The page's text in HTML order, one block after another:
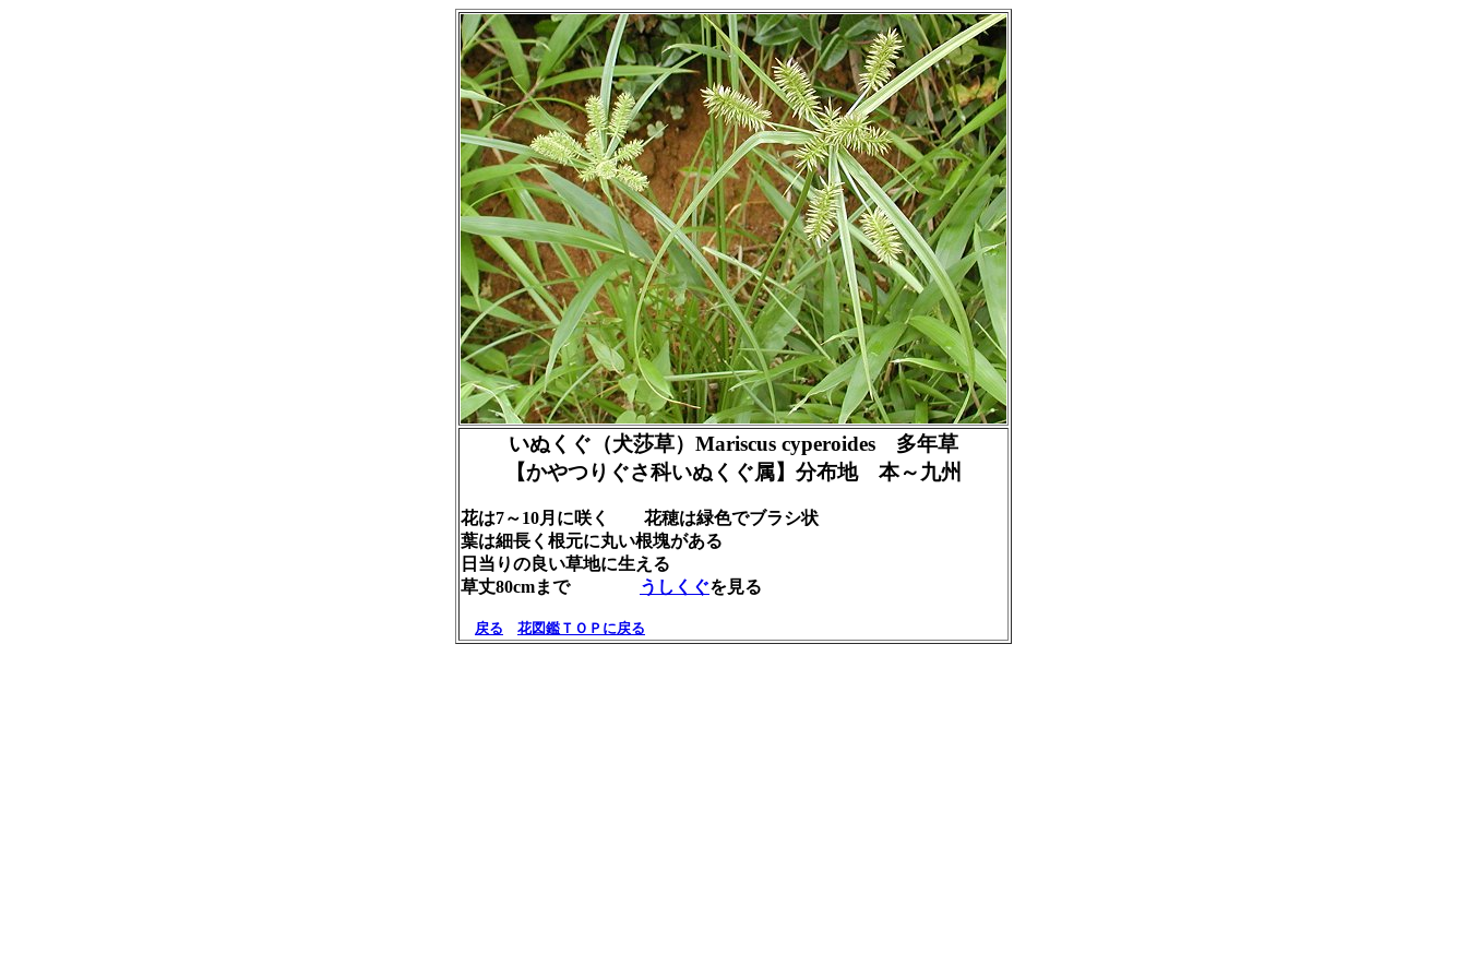
いぬくぐ（犬莎草）Mariscus cyperoides 多年草
【かやつりぐさ科いぬくぐ属】分布地 本～九州
花は7～10月に咲く 花穂は緑色でブラシ状
葉は細長く根元に丸い根塊がある
日当りの良い草地に生える
草丈80cmまで
うしくぐを見る
戻る 花図鑑ＴＯＰに戻る